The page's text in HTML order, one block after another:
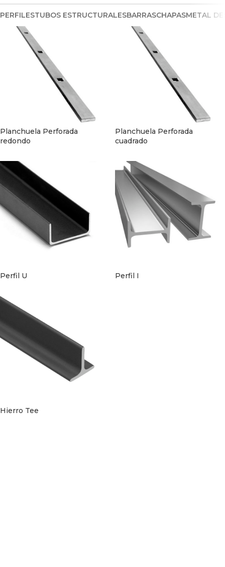
PERFILESTUBOS ESTRUCTURALESBARRASCHAPASMETAL
Planchuela Perforada
redondo
Planchuela Perforada
cuadrado
Perfil U Perfil I
Hierro Tee